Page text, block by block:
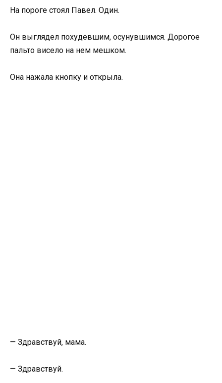
На пороге стоял Павел. Один.
Он выглядел похудевшим, осунувшимся. Дорогое
пальто висело на нем мешком.
Она нажала кнопку и открыла.
— Здравствуй, мама.
— Здравствуй.